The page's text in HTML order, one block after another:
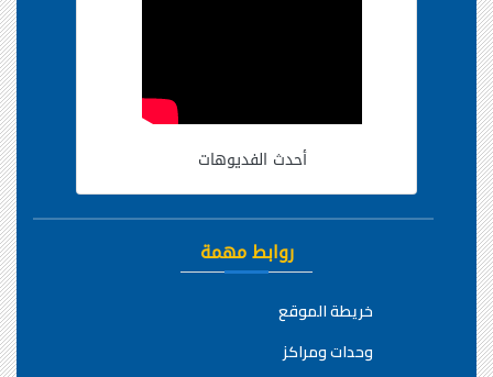
أحدث الفديوهات
روابط مهمة
خريطة الموقع
وحدات ومراكز